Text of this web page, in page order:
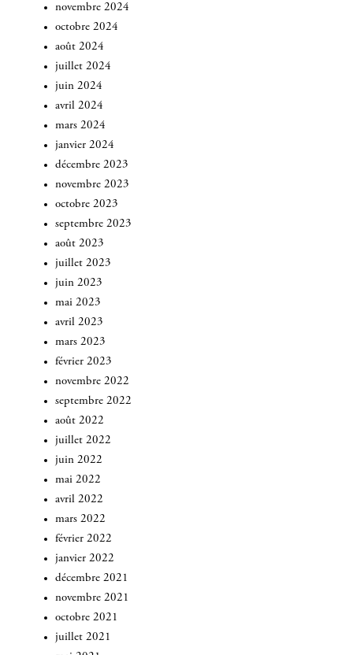
novembre 2024
octobre 2024
août 2024
juillet 2024
juin 2024
avril 2024
mars 2024
janvier 2024
décembre 2023
novembre 2023
octobre 2023
septembre 2023
août 2023
juillet 2023
juin 2023
mai 2023
avril 2023
mars 2023
février 2023
novembre 2022
septembre 2022
août 2022
juillet 2022
juin 2022
mai 2022
avril 2022
mars 2022
février 2022
janvier 2022
décembre 2021
novembre 2021
octobre 2021
juillet 2021
INSCRIVEZ-VOUS